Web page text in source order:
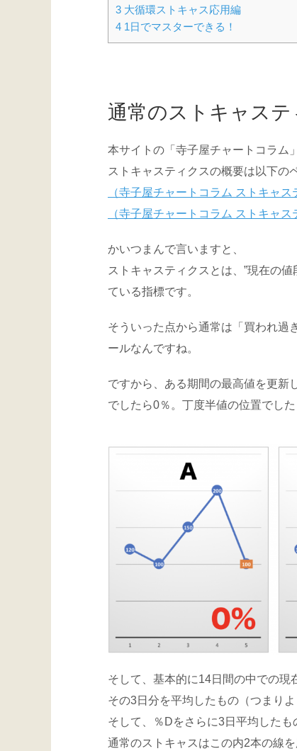
3 大循環ストキャス応用編
4 1日でマスターできる！
通常のストキャステ
本サイトの「寺子屋チャートコラム
ストキャスティクスの概要は以下の
（寺子屋チャートコラム ストキャス
（寺子屋チャートコラム ストキャス
かいつまんで言いますと、
ストキャスティクスとは、”現在の
ている指標です。
そういった点から通常は「買われ過
ールなんですね。
ですから、ある期間の最高値を更新
でしたら0％。丁度半値の位置でし
そして、基本的に14日間の中での現
その3日分を平均したもの（つまり
そして、％Dをさらに3日平均したも
通常のストキャスはこの内2本の線を